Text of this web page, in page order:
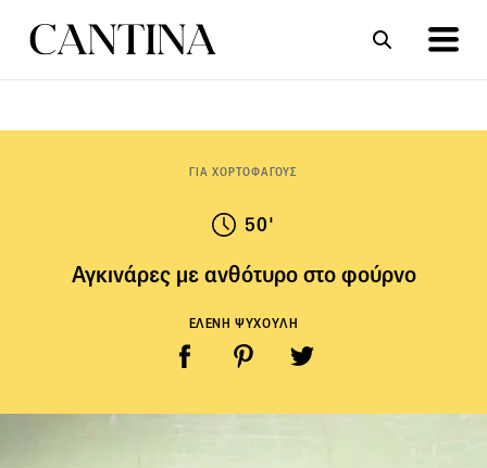
ΓΙΑ ΧΟΡΤΟΦΑΓΟΥΣ
50'
Αγκινάρες με ανθότυρο στο φούρνο
ΕΛΕΝΗ ΨΥΧΟΥΛΗ